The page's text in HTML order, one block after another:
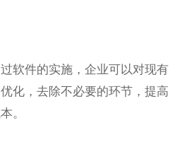
件的实施，企业可以对现有
化，去除不必要的环节，提高
。